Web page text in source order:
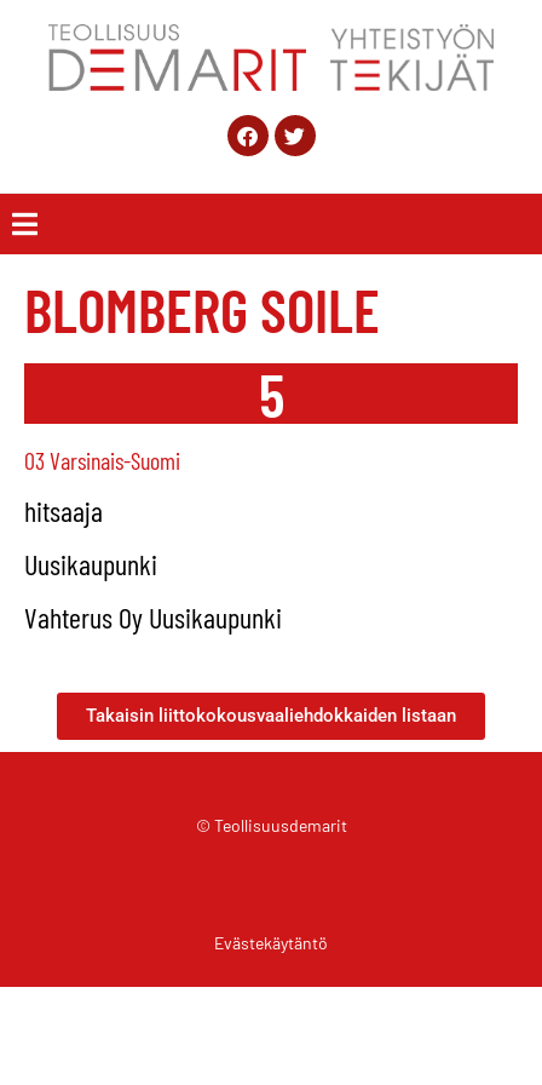
BLOMBERG SOILE
5
03 Varsinais-Suomi
hitsaaja
Uusikaupunki
Vahterus Oy Uusikaupunki
Takaisin liittokokousvaaliehdokkaiden listaan
© Teollisuusdemarit
Evästekäytäntö